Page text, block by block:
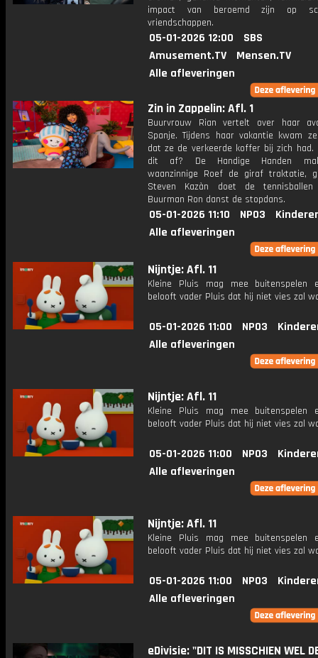
impact van beroemd zijn op
vriendschappen.
05-01-2026 12:00
SBS
Amusement.TV
Mensen.TV
Alle afleveringen
Zin in Zappelin: Afl. 1
Buurvrouw Rian vertelt over haar
Spanje. Tijdens haar vakantie kwam
dat ze de verkeerde koffer bij zich had.
dit af? De Handige Handen
waanzinnige Roef de giraf traktatie,
Steven Kazàn doet de
Buurman Ron danst de stopdans.
05-01-2026 11:10 NPO3
Alle afleveringen
Nijntje: Afl. 11
Kleine Pluis mag mee buitenspelen
belooft vader Pluis dat hij niet vies zal
05-01-2026 11:00 NPO3
Alle afleveringen
Nijntje: Afl. 11
Kleine Pluis mag mee buitenspelen
belooft vader Pluis dat hij niet vies zal
05-01-2026 11:00 NPO3
Alle afleveringen
Nijntje: Afl. 11
Kleine Pluis mag mee buitenspelen
belooft vader Pluis dat hij niet vies zal
05-01-2026 11:00 NPO3
Alle afleveringen
eDivisie: "DIT IS MISSCHIEN WEL